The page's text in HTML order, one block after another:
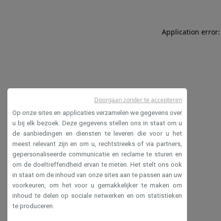
Application
Op onze sites en applicaties verzamelen we gegevens over
u bij elk bezoek. Deze gegevens stellen ons in staat om u
de aanbiedingen en diensten te leveren die voor u het
meest relevant zijn en om u, rechtstreeks of via partners,
gepersonaliseerde communicatie en reclame te sturen en
om de doeltreffendheid ervan te meten. Het stelt ons ook
in staat om de inhoud van onze sites aan te passen aan uw
voorkeuren, om het voor u gemakkelijker te maken om
inhoud te delen op sociale netwerken en om statistieken
te produceren.
Doorgaan zonder te accepteren